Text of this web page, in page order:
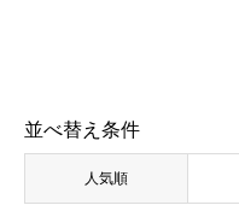
並べ替え条件
人気順